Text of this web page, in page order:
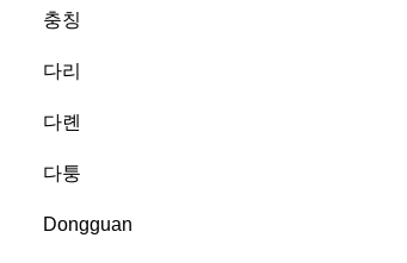
충칭
다리
다롄
다퉁
Dongguan